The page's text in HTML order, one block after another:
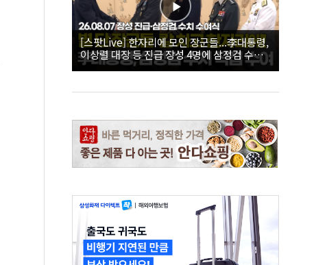
[스팟Live] 한자리에 모인 장군들...李대통령,
이상렬 대장 등 진급 장성 4명에 삼정검 수치
직접 수여｜26.08.07 장성 진급·삼정검 수치